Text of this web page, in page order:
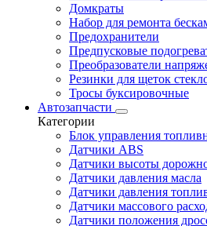
Домкраты
Набор для ремонта
Предохранители
Предпусковые
Преобразователи
Резинки для щеток
Тросы буксировочные
Автозапчасти
Категории
Блок управления
Датчики ABS
Датчики высоты
Датчики давления масла
Датчики давления
Датчики массового
Датчики положения